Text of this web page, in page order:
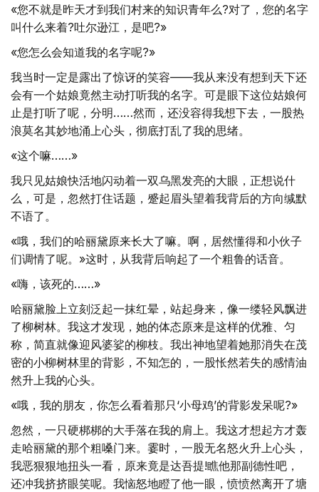
«您不就是昨天才到我们村来的知识青年么?对了，您的名字
叫什么来着?吐尔逊江，是吧?»
«您怎么会知道我的名字呢?»
我当时一定是露出了惊讶的笑容——我从来没有想到天下还
会有一个姑娘竟然主动打听我的名字。可是眼下这位姑娘何
止是打听了呢，分明……然而，还没容得我想下去，一股热
浪莫名其妙地涌上心头，彻底打乱了我的思绪。
«这个嘛……»
我只见姑娘快活地闪动着一双乌黑发亮的大眼，正想说什
么，可是，忽然打住话题，蹙起眉头望着我背后的方向缄默
不语了。
«哦，我们的哈丽黛原来长大了嘛。啊，居然懂得和小伙子
们调情了呢。»这时，从我背后响起了一个粗鲁的话音。
«嗨，该死的……»
哈丽黛脸上立刻泛起一抹红晕，站起身来，像一缕轻风飘进
了柳树林。我这才发现，她的体态原来是这样的优雅、匀
称，简直就像迎风婆娑的柳枝。我出神地望着她那消失在茂
密的小柳树林里的背影，不知怎的，一股怅然若失的感情油
然升上我的心头。
«哦，我的朋友，你怎么看着那只‘小母鸡’的背影发呆呢?»
忽然，一只硬梆梆的大手落在我的肩上。我这才想起方才轰
走哈丽黛的那个粗嗓门来。霎时，一股无名怒火升上心头，
我恶狠狠地扭头一看，原来竟是达吾提!瞧他那副德性吧，
还冲我挤挤眼笑呢。我恼怒地瞪了他一眼，愤愤然离开了塘